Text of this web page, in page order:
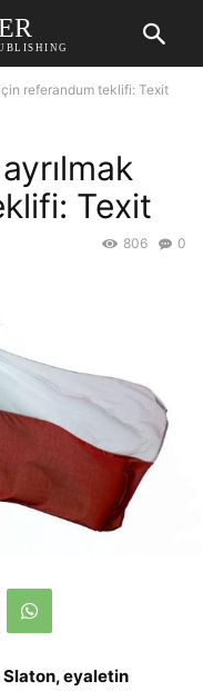
için referandum teklifi: Texit
Texit
0
806
Slaton, eyaletin